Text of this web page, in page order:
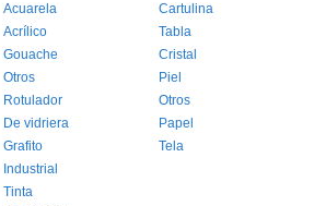
Acuarela
Acrílico
Gouache
Otros
Rotulador
De vidriera
Grafito
Industrial
Tinta
Cartulina
Tabla
Cristal
Piel
Otros
Papel
Tela